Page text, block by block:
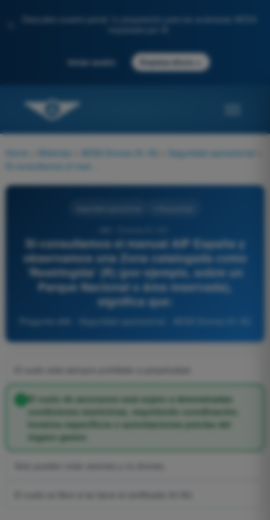
Descubre nuestro portal: tu preparación para los exámenes AESA
Iniciar sesión Empieza ahora
Home Materias AESA Drones A1-A3 Seguridad operacional
Si consultamos el manual AIP España y
observamos una Zona catalogada como
'Restringida' (R) (por ejemplo, sobre un
Parque Nacional o área reservada),
significa que:
Pregunta 466 - Seguridad operacional - AESA Drones A1-A3
El vuelo de aeronaves está sujeto a determinadas
condiciones restrictivas, requiriendo coordinación,
horarios específicos o autorizaciones previas del
órgano gestor.